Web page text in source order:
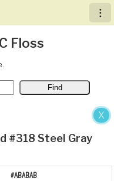
X
︙
Floss
#318 Steel Gray
#ABABAB